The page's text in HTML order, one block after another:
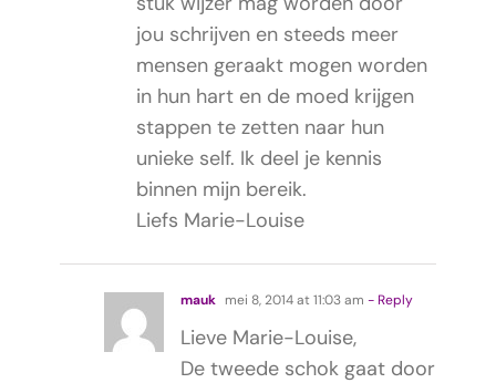
jou schrijven en steeds meer
mensen geraakt mogen worden
in hun hart en de moed krijgen
stappen te zetten naar hun
unieke self. Ik deel je kennis
binnen mijn bereik.
Liefs Marie-Louise
mauk mei 8, 2014 at 11:03 am - Reply
Lieve Marie-Louise,
De tweede schok gaat door